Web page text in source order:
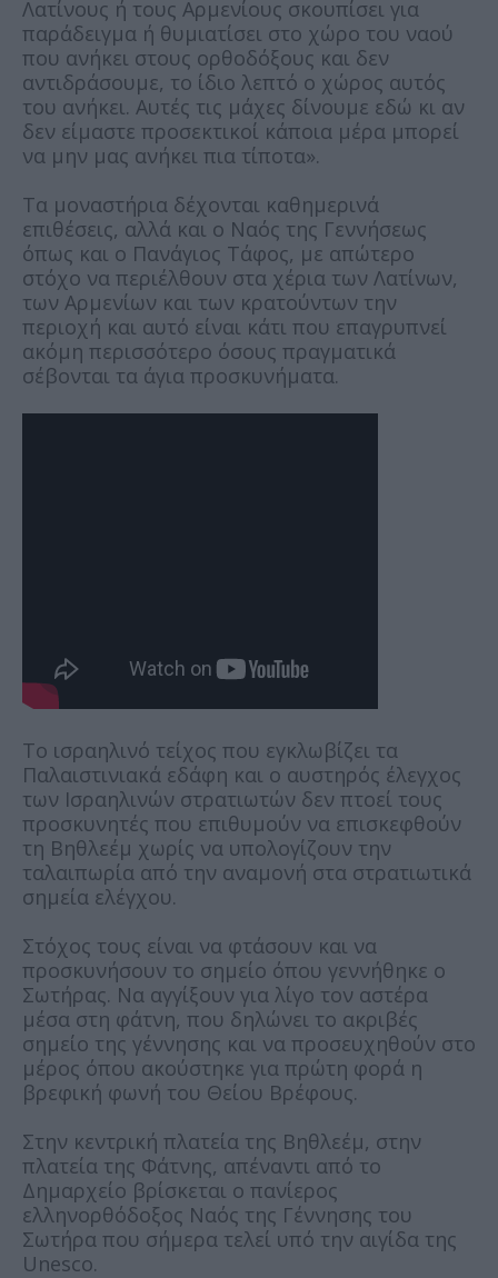
Λατίνους ή τους Αρμενίους σκουπίσει για
παράδειγμα ή θυμιατίσει στο χώρο του ναού
που ανήκει στους ορθοδόξους και δεν
αντιδράσουμε, το ίδιο λεπτό ο χώρος αυτός
του ανήκει. Αυτές τις μάχες δίνουμε εδώ κι αν
δεν είμαστε προσεκτικοί κάποια μέρα μπορεί
να μην μας ανήκει πια τίποτα».
Τα μοναστήρια δέχονται καθημερινά
επιθέσεις, αλλά και ο Ναός της Γεννήσεως
όπως και ο Πανάγιος Τάφος, με απώτερο
στόχο να περιέλθουν στα χέρια των Λατίνων,
των Αρμενίων και των κρατούντων την
περιοχή και αυτό είναι κάτι που επαγρυπνεί
ακόμη περισσότερο όσους πραγματικά
σέβονται τα άγια προσκυνήματα.
Το ισραηλινό τείχος που εγκλωβίζει τα
Παλαιστινιακά εδάφη και ο αυστηρός έλεγχος
των Ισραηλινών στρατιωτών δεν πτοεί τους
προσκυνητές που επιθυμούν να επισκεφθούν
τη Βηθλεέμ χωρίς να υπολογίζουν την
ταλαιπωρία από την αναμονή στα στρατιωτικά
σημεία ελέγχου.
Στόχος τους είναι να φτάσουν και να
προσκυνήσουν το σημείο όπου γεννήθηκε ο
Σωτήρας. Να αγγίξουν για λίγο τον αστέρα
μέσα στη φάτνη, που δηλώνει το ακριβές
σημείο της γέννησης και να προσευχηθούν στο
μέρος όπου ακούστηκε για πρώτη φορά η
βρεφική φωνή του Θείου Βρέφους.
Στην κεντρική πλατεία της Βηθλεέμ, στην
πλατεία της Φάτνης, απέναντι από το
Δημαρχείο βρίσκεται ο πανίερος
ελληνορθόδοξος Ναός της Γέννησης του
Σωτήρα που σήμερα τελεί υπό την αιγίδα της
Unesco.